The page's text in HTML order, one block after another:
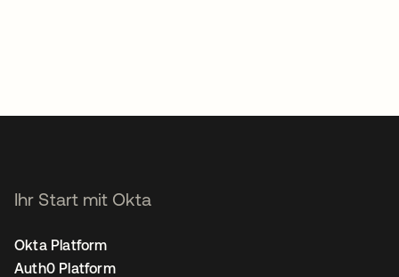
Ihr Start mit Okta
Okta Platform
Auth0 Platform